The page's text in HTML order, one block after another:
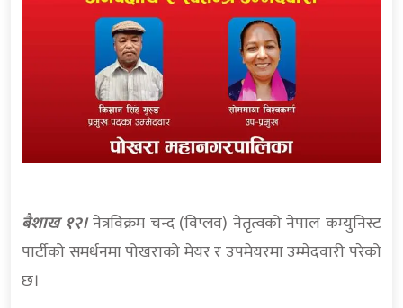
बैशाख १२।नेत्रविक्रम चन्द (विप्लव) नेतृत्वको नेपाल कम्युनिस्ट
पार्टीको समर्थनमा पोखराको मेयर र उपमेयरमा उम्मेदवारी परेको
छ।